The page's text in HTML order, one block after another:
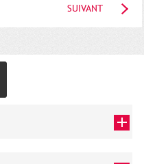
SUIVANT